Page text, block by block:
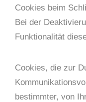
Cookies beim
Bei der
Funktionalität
Cookies, die zur
bestimmter, von